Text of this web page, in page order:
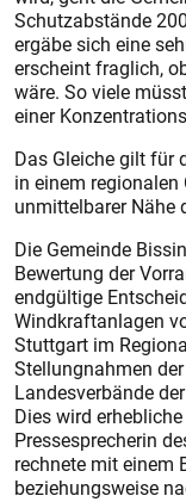
Schutzabstände
ergäbe sich eine
erscheint fraglich,
wäre. So viele
einer
Das Gleiche gilt für
in einem
unmittelbarer Nähe
Die Gemeinde
Bewertung der
endgültige
Windkraftanlagen
Stuttgart im
Stellungnahmen
Landesverbände
Dies wird
Pressesprecherin
rechnete mit einem
beziehungsweise